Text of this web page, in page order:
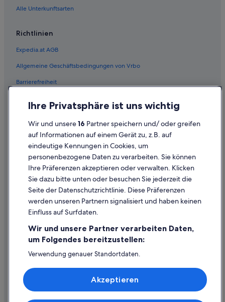
Alle Unterkunftsarten
Richtlinien
Expedia.at AGB
Allgemeine Geschäftsbedingungen von Vrbo
Barrierefreiheit
Rechtliche Hinweise/Kontakt
Inhaltsrichtlinien und Melden von Inhalten
Hilfe
Hilfe
Rückerstattungsprozess und Zeitrahmen
Buchen Sie einen Flug mit einer Gutschrift bei der Fluggesellschaft
Internationale Reisedokumente
Ihre Privatsphäre ist uns wichtig
Wir und unsere16 Partner speichern und/ oder greifen
auf Informationen auf einem Gerät zu, z.B. auf
eindeutige Kennungen in Cookies, um
personenbezogene Daten zu verarbeiten. Sie können
Ihre Präferenzen akzeptieren oder verwalten. Klicken
Sie dazu bitte unten oder besuchen Sie jederzeit die
Seite der Datenschutzrichtlinie. Diese Präferenzen
werden unseren Partnern signalisiert und haben keinen
Einfluss auf Surfdaten.
Wir und unsere Partner verarbeiten Daten,
um Folgendes bereitzustellen:
Verwendung genauer Standortdaten.
Speichern von oder Zugriff auf Informationen auf einem
Endgerät. Personalisierte Werbung und Inhalte, Messung
von Werbeleistung und der Performance von Inhalten,
Akzeptieren